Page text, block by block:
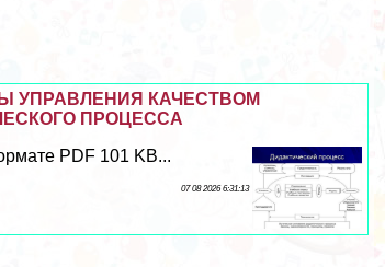
УПРАВЛЕНИЯ КАЧЕСТВОМ
ПРОЦЕССА
PDF 101 KB...
07 08 2026 6:31:13